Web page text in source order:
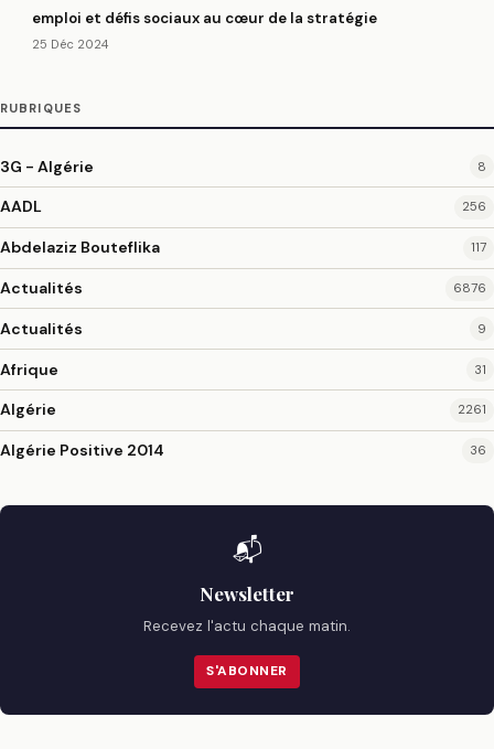
emploi et défis sociaux au cœur de la stratégie
25 Déc 2024
RUBRIQUES
3G - Algérie 8
AADL 256
Abdelaziz Bouteflika 117
Actualités 6876
Actualités 9
Afrique 31
Algérie 2261
Algérie Positive 2014 36
📬
Newsletter
Recevez l'actu chaque matin.
S'ABONNER